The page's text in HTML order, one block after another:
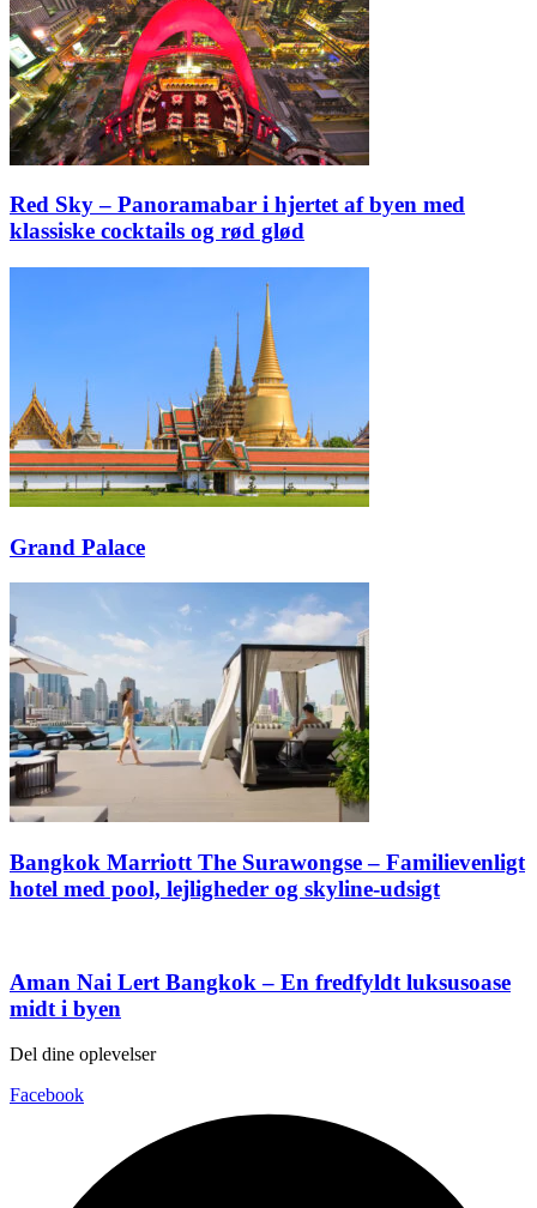
Red Sky – Panoramabar i hjertet af byen med
klassiske cocktails og rød glød
Grand Palace
Bangkok Marriott The Surawongse – Familievenligt
hotel med pool, lejligheder og skyline-udsigt
Aman Nai Lert Bangkok – En fredfyldt luksusoase
midt i byen
Del dine oplevelser
Facebook